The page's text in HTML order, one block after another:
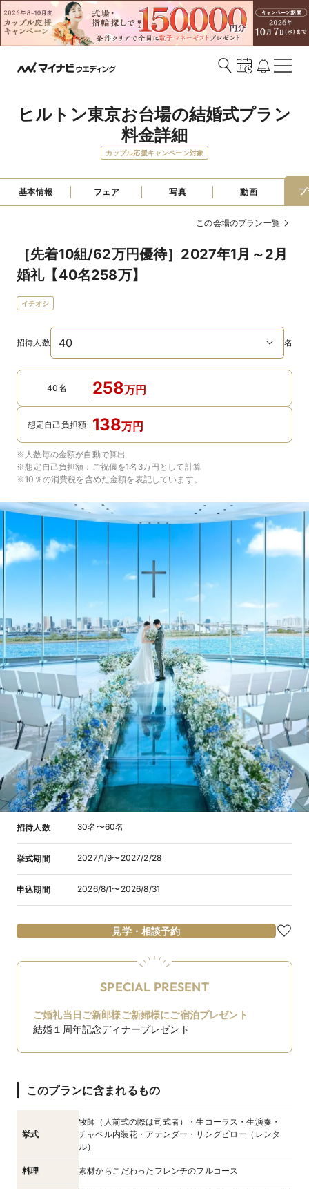
ヒルトン東京お台場の結婚式プラン
料金詳細
カップル応援キャンペーン対象
基本情報 フェア 写真 動画
この会場のプラン一覧
［先着10組/62万円優待］2027年1月～2月
婚礼【40名258万】
イチオシ
招待人数 名
40名 258万円
想定自己負担額 138万円
※人数毎の金額が自動で算出
※想定自己負担額： ご祝儀を1名3万円 として計算
※10％の消費税を含めた金額を表記しています。
招待人数 30名〜60名
挙式期間 2027/1/9〜2027/2/28
申込期間 2026/8/1〜2026/8/31
見学・相談予約
SPECIAL PRESENT
ご婚礼当日ご新郎様ご新婦様にご宿泊プレゼント
結婚１周年記念ディナープレゼント
このプランに含まれるもの
挙式
牧師（人前式の際は司式者）・生コーラス・生演奏・
チャペル内装花・アテンダー・リングピロー（レンタ
ル）
料理 素材からこだわったフレンチのフルコース